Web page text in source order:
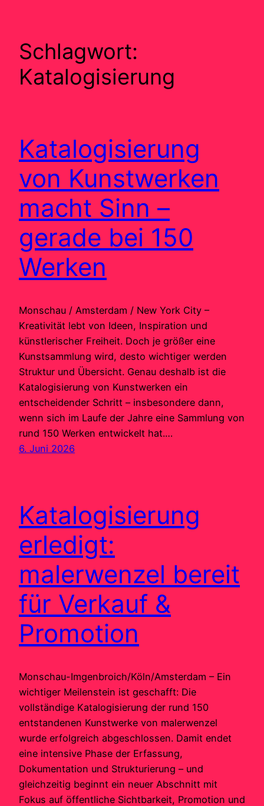
Schlagwort:
Katalogisierung
Katalogisierung
von Kunstwerken
macht Sinn –
gerade bei 150
Werken
Monschau / Amsterdam / New York City –
Kreativität lebt von Ideen, Inspiration und
künstlerischer Freiheit. Doch je größer eine
Kunstsammlung wird, desto wichtiger werden
Struktur und Übersicht. Genau deshalb ist die
Katalogisierung von Kunstwerken ein
entscheidender Schritt – insbesondere dann,
wenn sich im Laufe der Jahre eine Sammlung von
rund 150 Werken entwickelt hat.…
6. Juni 2026
Katalogisierung
erledigt:
malerwenzel bereit
für Verkauf &
Promotion
Monschau-Imgenbroich/Köln/Amsterdam – Ein
wichtiger Meilenstein ist geschafft: Die
vollständige Katalogisierung der rund 150
entstandenen Kunstwerke von malerwenzel
wurde erfolgreich abgeschlossen. Damit endet
eine intensive Phase der Erfassung,
Dokumentation und Strukturierung – und
gleichzeitig beginnt ein neuer Abschnitt mit
Fokus auf öffentliche Sichtbarkeit, Promotion und